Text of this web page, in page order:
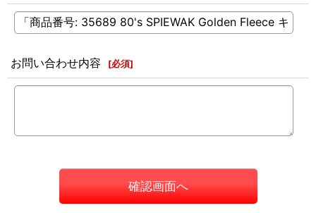
お問い合わせ内容 [必須]
確認画面へ